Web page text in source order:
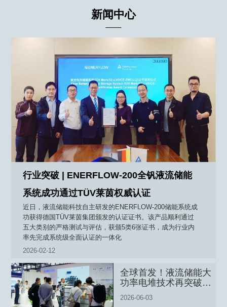
新闻中心
行业突破 | ENERFLOW-200全钒液流储能
系统成功通过TÜV莱茵权威认证
近日，液流储能科技自主研发的ENERFLOW-200储能系统成
功获得德国TÜV莱茵集团颁发的认证证书。该产品顺利通过
五大类别的严格测试与评估，获颁5类6张证书，成为行业内
率先完成系统级全面认证的一体化
2026-02-12
全球首发！液流储能大
功率电堆技术再突破，
开启应用新征程
2026-06-03